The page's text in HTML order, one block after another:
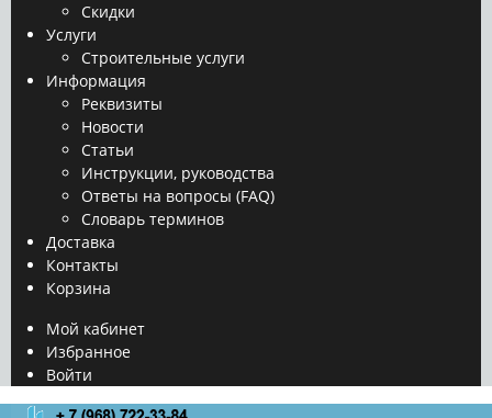
Скидки
Услуги
Строительные услуги
Информация
Реквизиты
Новости
Статьи
Инструкции, руководства
Ответы на вопросы (FAQ)
Словарь терминов
Доставка
Контакты
Корзина
Мой кабинет
Избранное
Войти